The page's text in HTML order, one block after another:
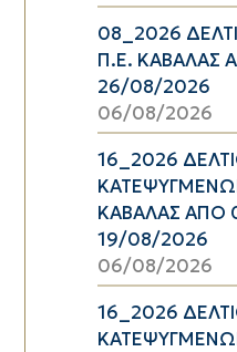
08_2026
Π.Ε. ΚΑΒΑΛΑΣ
26/08/2026
06/08/2026
16_2026
ΚΑΒΑΛΑΣ ΑΠΟ
19/08/2026
06/08/2026
16_2026